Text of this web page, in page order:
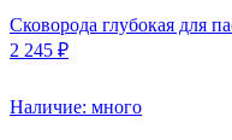
Сковорода глубокая для
2 245 ₽
Наличие: много